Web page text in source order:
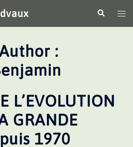
le
:
L’EVOLUTION
GRANDE
1970